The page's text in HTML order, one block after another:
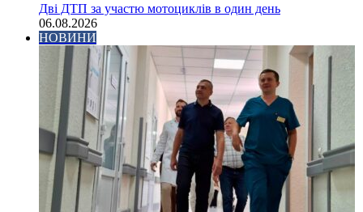
Дві ДТП за участю мотоциклів в один день
06.08.2026
НОВИНИ